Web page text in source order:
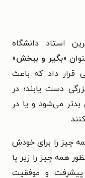
استاد دانشگاه
«بگیر و ببخش»
قرار داد که باعث
دست یابند؛ در
بدتر می‌شود و یا در
چیز را برای خودش
همه چیز را زیر پا
پیشرفت و موفقیت